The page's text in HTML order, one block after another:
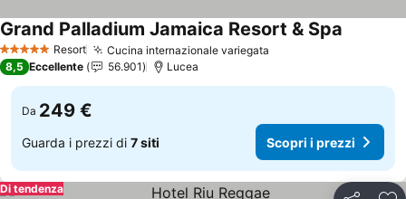
5 Stelle Resort Cucina internazionale variegata
Grand Palladium Jamaica Resort & Spa
8,5 Eccellente 56.901 Lucea
Da 249 €
Guarda i prezzi di 7 siti Scopri i prezzi
Di tendenza